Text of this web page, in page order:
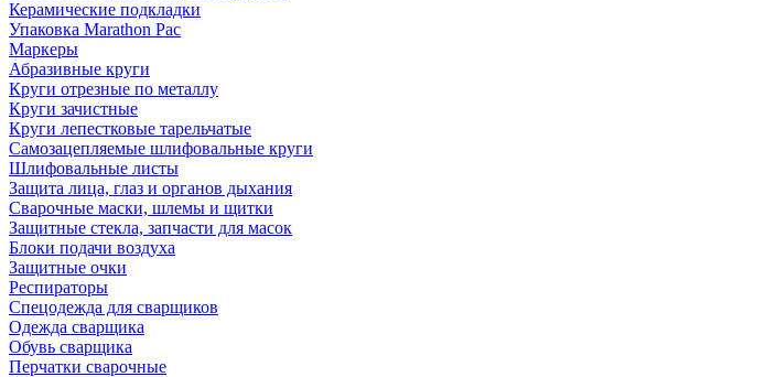
Керамические подкладки
Упаковка Marathon Pac
Маркеры
Абразивные круги
Круги отрезные по металлу
Круги зачистные
Круги лепестковые тарельчатые
Самозацепляемые шлифовальные круги
Шлифовальные листы
Защита лица, глаз и органов дыхания
Сварочные маски, шлемы и щитки
Защитные стекла, запчасти для масок
Блоки подачи воздуха
Защитные очки
Респираторы
Спецодежда для сварщиков
Одежда сварщика
Обувь сварщика
Перчатки сварочные